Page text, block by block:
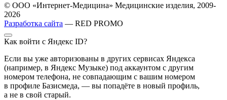
© ООО «Интернет-Медицина» Медицинские изделия, 2009-
2026
Разработка сайта — RED PROMO
Как войти с Яндекс ID?
Если вы уже авторизованы в других сервисах Яндекса
(например, в Яндекс Музыке) под аккаунтом с другим
номером телефона, не совпадающим с вашим номером
в профиле Базисмеда, — вы попадёте в новый профиль,
а не в свой старый.